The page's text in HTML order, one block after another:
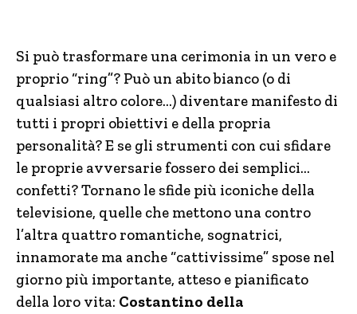
Si può trasformare una cerimonia in un vero e
proprio “ring”? Può un abito bianco (o di
qualsiasi altro colore…) diventare manifesto di
tutti i propri obiettivi e della propria
personalità? E se gli strumenti con cui sfidare
le proprie avversarie fossero dei semplici…
confetti? Tornano le sfide più iconiche della
televisione, quelle che mettono una contro
l’altra quattro romantiche, sognatrici,
innamorate ma anche “cattivissime” spose nel
giorno più importante, atteso e pianificato
della loro vita: Costantino della